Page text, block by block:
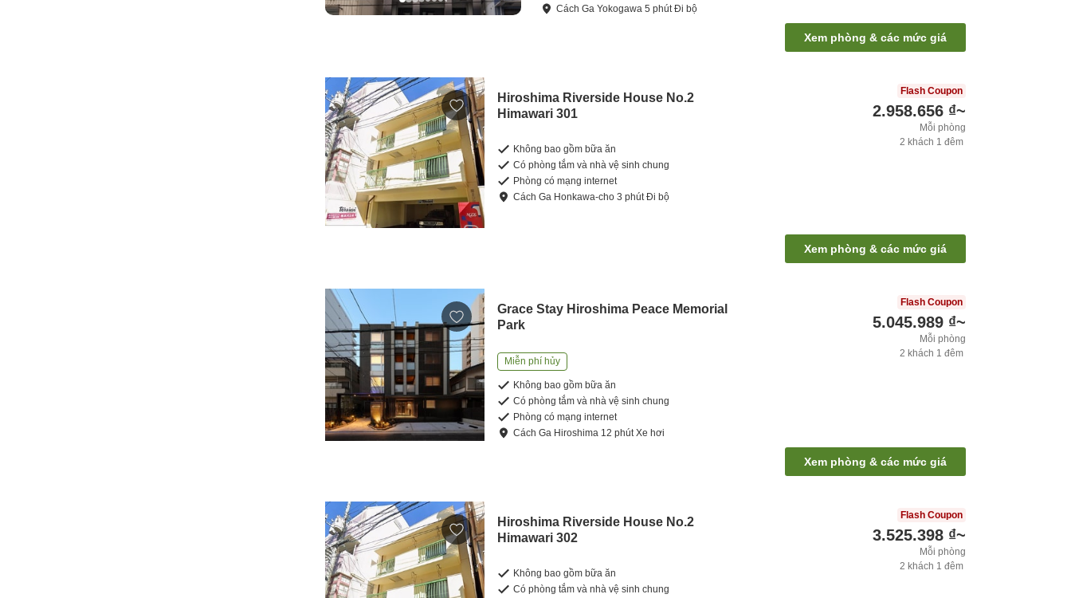
CáchGa Yokogawa 5 phútĐi bộ
Xem phòng & các mức giá
Hiroshima Riverside House No.2
Himawari 301
Không bao gồm bữa ăn
Có phòng tắm và nhà vệ sinh chung
Phòng có mạng internet
CáchGa Honkawa-cho 3 phútĐi bộ
Flash Coupon
2.958.656 ₫~
Mỗi phòng
2 khách 1 đêm
Xem phòng & các mức giá
Grace Stay Hiroshima Peace Memorial
Park
Miễn phí hủy
Không bao gồm bữa ăn
Có phòng tắm và nhà vệ sinh chung
Phòng có mạng internet
CáchGa Hiroshima 12 phútXe hơi
Flash Coupon
5.045.989 ₫~
Mỗi phòng
2 khách 1 đêm
Xem phòng & các mức giá
Hiroshima Riverside House No.2
Himawari 302
Không bao gồm bữa ăn
Có phòng tắm và nhà vệ sinh chung
Flash Coupon
3.525.398 ₫~
Mỗi phòng
2 khách 1 đêm